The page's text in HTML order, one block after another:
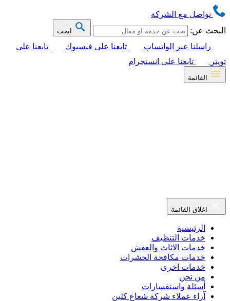
تواصل مع الشركة
البحث عن:
ابحث
راسلنا عبر الواتساب تابعنا على فيسبوك
تابعنا على
تويتر
تابعنا على انستجرام
القائمة
اغلاق القائمة
الرئيسية
خدمات التنظيف
خدمات الاثاث والعفش
خدمات مكافحة الحشرات
خدمات اخري
من نحن
أسئلة واستفسارات
آراء عملاء شركة شعاع كلين